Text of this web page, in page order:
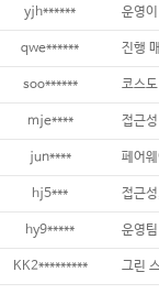
yjh******
qwe******
soo******
mje**** 접근
jun****
hj5***
hy9***** 운영
KK2*********